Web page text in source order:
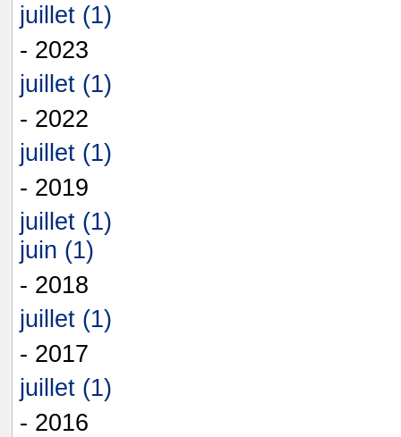
juillet (1)
- 2023
juillet (1)
- 2022
juillet (1)
- 2019
juillet (1)
juin (1)
- 2018
juillet (1)
- 2017
juillet (1)
- 2016